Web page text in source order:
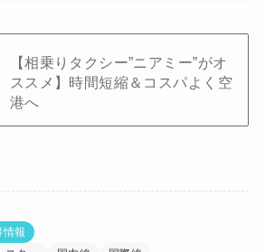
【相乗りタクシー”ニアミー”がオ
ススメ】時間短縮＆コスパよく空
港へ
情報